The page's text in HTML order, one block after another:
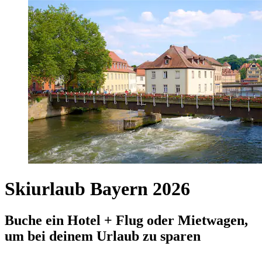
Skiurlaub Bayern 2026
Buche ein Hotel + Flug oder Mietwagen,
um bei deinem Urlaub zu sparen